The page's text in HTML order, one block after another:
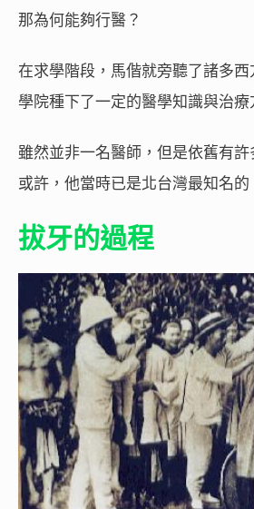
那為何能夠行醫？
在求學階段，馬偕就旁聽了諸多
學院種下了一定的醫學知識與治療
雖然並非一名醫師，但是依舊有許
或許，他當時已是北台灣最知名的
拔牙的過程